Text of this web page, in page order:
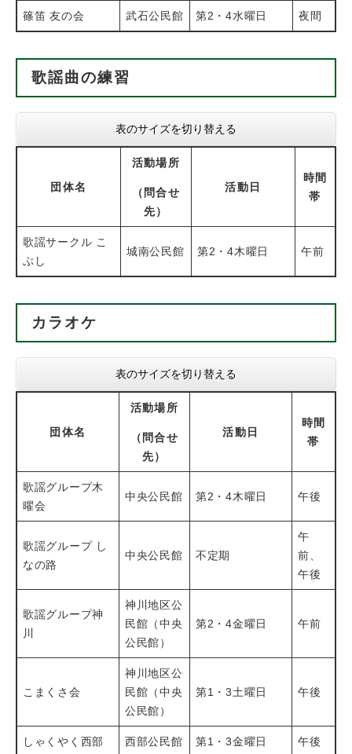
篠笛 友の会 武石公民館 第2・4水曜日 夜間
歌謡曲の練習
表のサイズを切り替える
団体名
活動場所
（問合せ
先）
活動日
時間
帯
歌謡サークル こ
ぶし
城南公民館 第2・4木曜日 午前
カラオケ
表のサイズを切り替える
団体名
活動場所
（問合せ
先）
活動日
時間
帯
歌謡グループ木
曜会
中央公民館 第2・4木曜日 午後
歌謡グループ し
なの路
中央公民館 不定期
午
前、
午後
歌謡グループ神
川
神川地区公
民館（中央
公民館）
第2・4金曜日 午前
こまくさ会
神川地区公
民館（中央
公民館）
第1・3土曜日 午後
しゃくやく西部 西部公民館 第1・3金曜日 午後